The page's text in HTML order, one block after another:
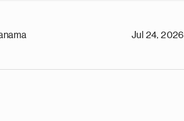
Jul 24, 2026